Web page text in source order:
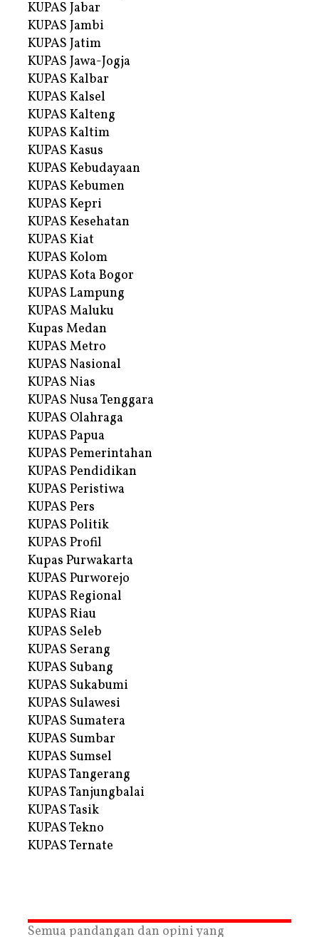
KUPAS Jabar
KUPAS Jambi
KUPAS Jatim
KUPAS Jawa-Jogja
KUPAS Kalbar
KUPAS Kalsel
KUPAS Kalteng
KUPAS Kaltim
KUPAS Kasus
KUPAS Kebudayaan
KUPAS Kebumen
KUPAS Kepri
KUPAS Kesehatan
KUPAS Kiat
KUPAS Kolom
KUPAS Kota Bogor
KUPAS Lampung
KUPAS Maluku
Kupas Medan
KUPAS Metro
KUPAS Nasional
KUPAS Nias
KUPAS Nusa Tenggara
KUPAS Olahraga
KUPAS Papua
KUPAS Pemerintahan
KUPAS Pendidikan
KUPAS Peristiwa
KUPAS Pers
KUPAS Politik
KUPAS Profil
Kupas Purwakarta
KUPAS Purworejo
KUPAS Regional
KUPAS Riau
KUPAS Seleb
KUPAS Serang
KUPAS Subang
KUPAS Sukabumi
KUPAS Sulawesi
KUPAS Sumatera
KUPAS Sumbar
KUPAS Sumsel
KUPAS Tangerang
KUPAS Tanjungbalai
KUPAS Tasik
KUPAS Tekno
KUPAS Ternate
Semua pandangan dan opini yang